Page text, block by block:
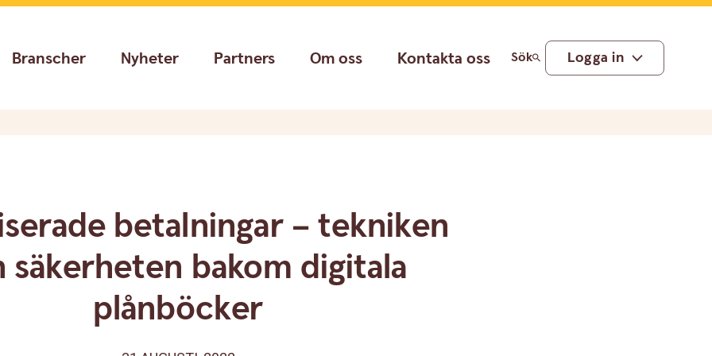
Branscher Nyheter Partners Om oss Kontakta oss Sök Logga in
betalningar – tekniken
säkerheten bakom digitala
plånböcker